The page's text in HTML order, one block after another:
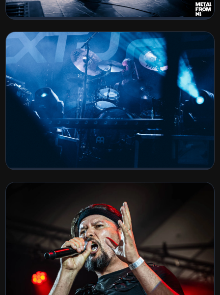
Wacken Metal Battle finale 2026
BEKIJK COLLECTIE